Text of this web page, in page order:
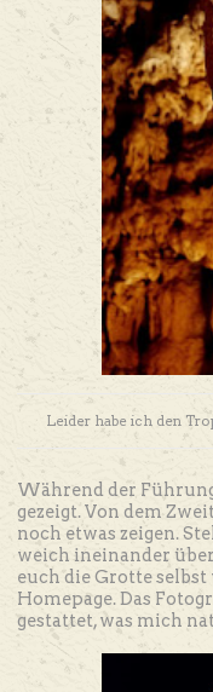
Leider habe ich den
Während der
gezeigt. Von dem
noch etwas zeigen.
weich ineinander
euch die Grotte selbst
Homepage. Das
gestattet, was mich